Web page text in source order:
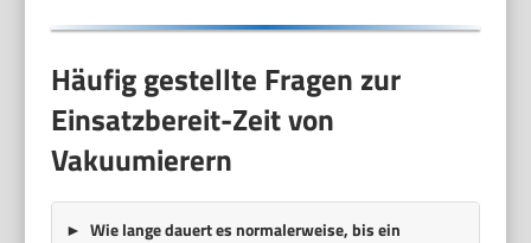
Häufig gestellte Fragen zur
Einsatzbereit-Zeit von
Vakuumierern
Wie lange dauert es normalerweise, bis ein